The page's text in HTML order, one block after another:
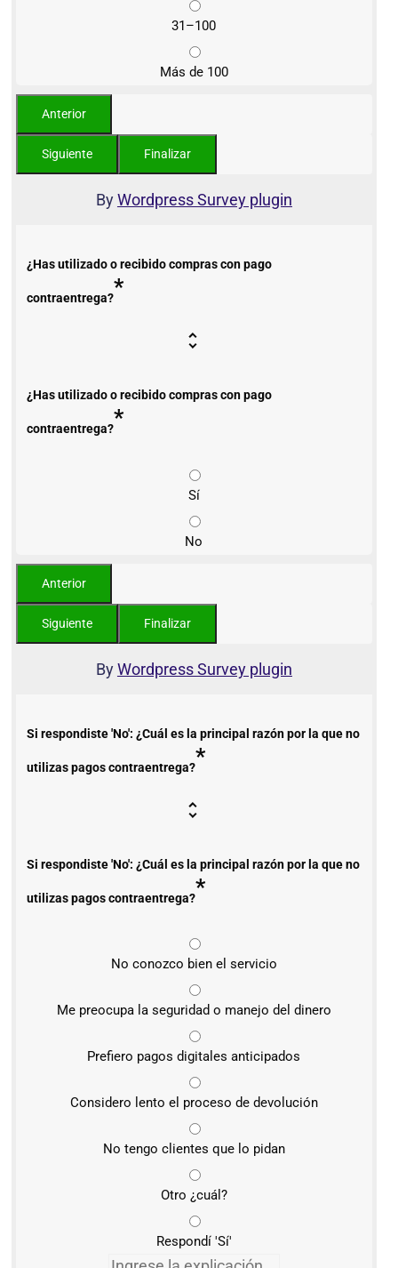
31–100
Más de 100
ByWordpress Survey plugin
¿Has utilizado o recibido compras con pago
contraentrega?*
¿Has utilizado o recibido compras con pago
contraentrega?*
Sí
No
ByWordpress Survey plugin
Si respondiste 'No': ¿Cuál es la principal razón por la que no
utilizas pagos contraentrega?*
Si respondiste 'No': ¿Cuál es la principal razón por la que no
utilizas pagos contraentrega?*
No conozco bien el servicio
Me preocupa la seguridad o manejo del dinero
Prefiero pagos digitales anticipados
Considero lento el proceso de devolución
No tengo clientes que lo pidan
Otro ¿cuál?
Respondí 'Sí'